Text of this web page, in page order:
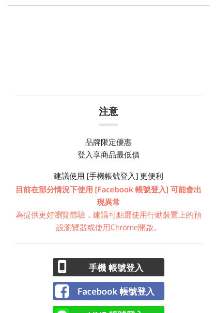
注意
品牌限定優惠
登入享商品最低價
建議使用 [手機帳號登入] 更便利
目前在部分情況下使用 [Facebook 帳號登入] 可能會出
現異常
為提供更好瀏覽體驗，建議可點選使用行動裝置上的預
設瀏覽器或使用Chrome開啟。
手機 帳號登入
Facebook 帳號登入